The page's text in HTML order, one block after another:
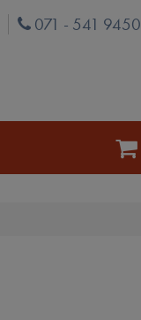
Phone
071 - 541 9450